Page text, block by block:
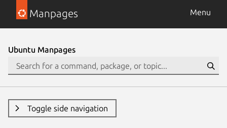
Manpages Menu
Ubuntu Manpages
Toggle side navigation